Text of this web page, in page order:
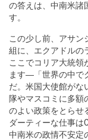
の答えは、中南米諸
す。
この少し前、アサン
組に、エクアドルの
ここでコリア大統領
ます―「世界の中で
だ。米国大使館がな
隊やマスコミに多額
のよい政策をとらせ
ダーティーな仕事は
中南米の政情不安定